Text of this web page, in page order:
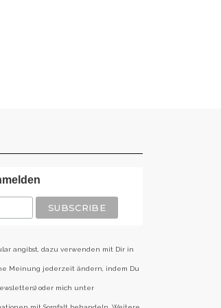
angibst, dazu verwenden mit Dir in
Meinung jederzeit ändern, indem Du
oder mich unter